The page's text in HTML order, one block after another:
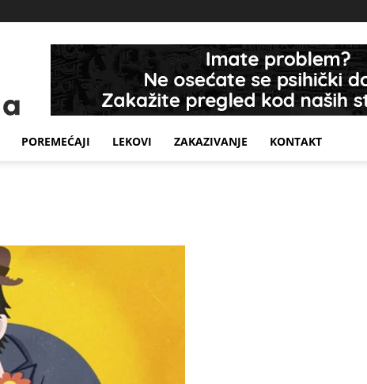
POREMEĆAJI LEKOVI ZAKAZIVANJE KONTAKT